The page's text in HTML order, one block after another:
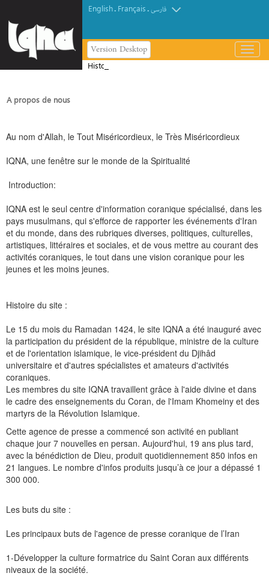
English. Français.فارسی
Version Desktop
باز
و
Histoire de l'éclairage de la Mosquée
A propos de nous
Au nom d'Allah, le Tout Miséricordieux, le Très Miséricordieux
IQNA, une fenêtre sur le monde de la Spiritualité
Introduction:
IQNA est le seul centre d'information coranique spécialisé, dans les
pays musulmans, qui s'efforce de rapporter les événements d'Iran
et du monde, dans des rubriques diverses, politiques, culturelles,
artistiques, littéraires et sociales, et de vous mettre au courant des
activités coraniques, le tout dans une vision coranique pour les
jeunes et les moins jeunes.
Histoire du site :
Le 15 du mois du Ramadan 1424, le site IQNA a été inauguré avec
la participation du président de la république, ministre de la culture
et de l'orientation islamique, le vice-président du Djihâd
universitaire et d'autres spécialistes et amateurs d'activités
coraniques.
Les membres du site IQNA travaillent grâce à l'aide divine et dans
le cadre des enseignements du Coran, de l'Imam Khomeiny et des
martyrs de la Révolution Islamique.
Cette agence de presse a commencé son activité en publiant
chaque jour 7 nouvelles en persan. Aujourd'hui, 19 ans plus tard,
avec la bénédiction de Dieu, produit quotidiennement 850 infos en
21 langues. Le nombre d'infos produits jusqu’à ce jour a dépassé 1
300 000.
Les buts du site :
Les principaux buts de l'agence de presse coranique de l’Iran
1-Développer la culture formatrice du Saint Coran aux différents
niveaux de la société.